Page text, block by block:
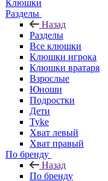
Клюшки
Разделы
Назад
Разделы
Все клюшки
Клюшки игрока
Клюшки вратаря
Взрослые
Юноши
Подростки
Дети
Tyke
Хват левый
Хват правый
По бренду
Назад
По бренду